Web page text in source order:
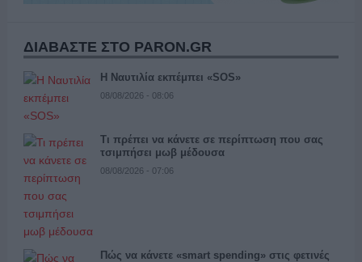
ΔΙΑΒΑΣΤΕ ΣΤΟ PARON.GR
Η Ναυτιλία εκπέμπει «SOS»
08/08/2026 - 08:06
Τι πρέπει να κάνετε σε περίπτωση που σας
τσιμπήσει μωβ μέδουσα
08/08/2026 - 07:06
Πώς να κάνετε «smart spending» στις φετινές